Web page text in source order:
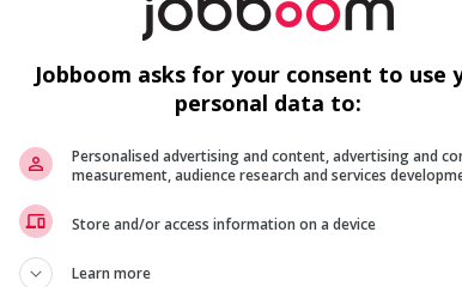
Veuillez faire une nouvelle recherche.
Vous pouvez en tout temps utiliser
ou chercher un poste selon votre
inscrivantcomme membre
Jobboom asks for your consent to use
personal data to:
Personalised advertising and content, advertising and
measurement, audience research and services
Store and/or access information on a device
Learn more